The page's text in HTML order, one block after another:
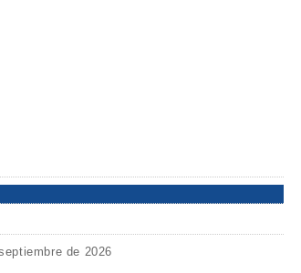
de 2026